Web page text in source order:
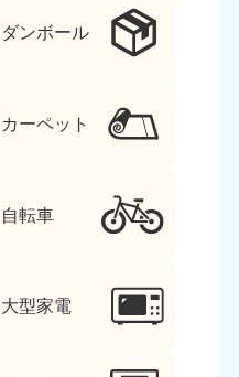
ダンボール
カーペット
自転車
大型家電